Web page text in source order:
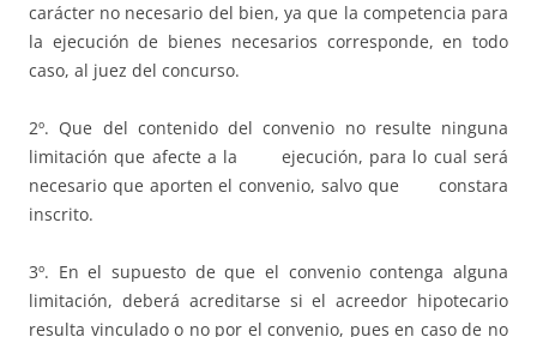
carácter no necesario del bien, ya que la competencia para
la ejecución de bienes necesarios corresponde, en todo
caso, al juez del concurso.
2º. Que del contenido del convenio no resulte ninguna
limitación que afecte a la ejecución, para lo cual será
necesario que aporten el convenio, salvo que constara
inscrito.
3º. En el supuesto de que el convenio contenga alguna
limitación, deberá acreditarse si el acreedor hipotecario
resulta vinculado o no por el convenio, pues en caso de no